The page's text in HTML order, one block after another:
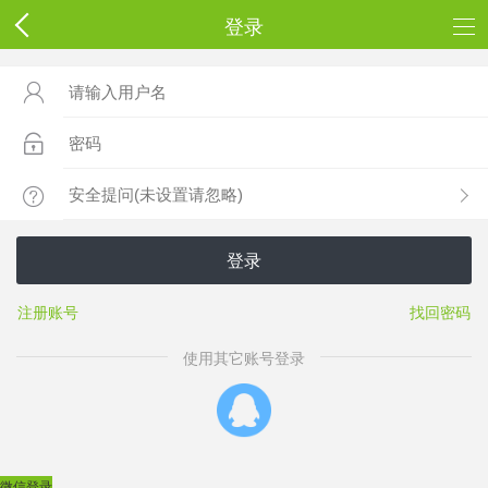
登录



登录
注册账号 找回密码
使用其它账号登录